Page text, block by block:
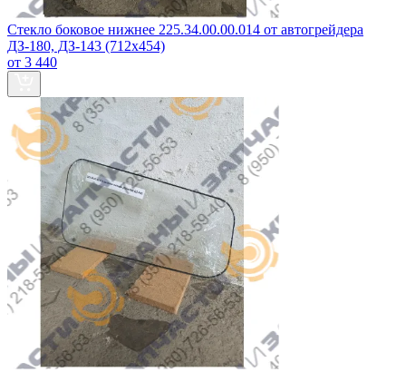
Стекло боковое нижнее 225.34.00.00.014 от автогрейдера
ДЗ-180, ДЗ-143 (712х454)
от 3 440